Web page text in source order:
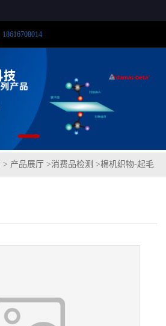
18616708014
> 产品展厅 >消费品检测 >棉机织物-起毛